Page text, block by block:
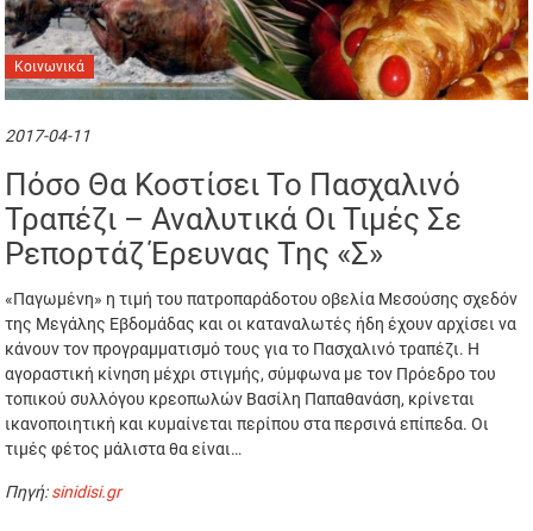
Κοινωνικά
2017-04-11
Πόσο Θα Κοστίσει Το Πασχαλινό
Τραπέζι – Αναλυτικά Οι Τιμές Σε
Ρεπορτάζ Έρευνας Της «Σ»
«Παγωμένη» η τιμή του πατροπαράδοτου οβελία Μεσούσης σχεδόν
της Μεγάλης Εβδομάδας και οι καταναλωτές ήδη έχουν αρχίσει να
κάνουν τον προγραμματισμό τους για το Πασχαλινό τραπέζι. Η
αγοραστική κίνηση μέχρι στιγμής, σύμφωνα με τον Πρόεδρο του
τοπικού συλλόγου κρεοπωλών Βασίλη Παπαθανάση, κρίνεται
ικανοποιητική και κυμαίνεται περίπου στα περσινά επίπεδα. Οι
τιμές φέτος μάλιστα θα είναι…
Πηγή:sinidisi.gr